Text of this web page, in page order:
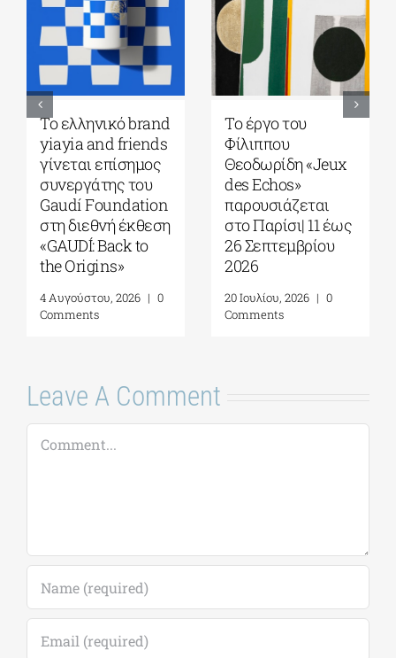
Το ελληνικό brand
yiayia and friends
γίνεται επίσημος
συνεργάτης του
Gaudí Foundation
στη διεθνή έκθεση
«GAUDÍ: Back to
the Origins»
4 Αυγούστου, 2026 | 0
Comments
Το έργο του
Φίλιππου
Θεοδωρίδη «Jeux
des Echos»
παρουσιάζεται
στο Παρίσι| 11 έως
26 Σεπτεμβρίου
2026
20 Ιουλίου, 2026 | 0
Comments
Leave A Comment
Comment